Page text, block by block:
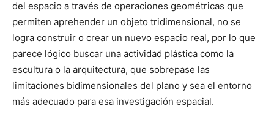
del espacio a través de operaciones geométricas que
permiten aprehender un objeto tridimensional, no se
logra construir o crear un nuevo espacio real, por lo que
parece lógico buscar una actividad plástica como la
escultura o la arquitectura, que sobrepase las
limitaciones bidimensionales del plano y sea el entorno
más adecuado para esa investigación espacial.